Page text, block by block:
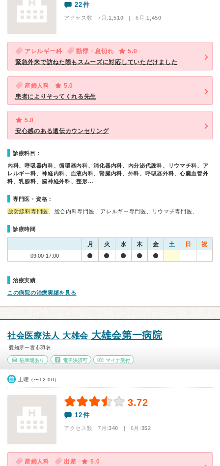
22件
アクセス数 7月:1,510 | 6月:1,450
アレルギー科 動悸・息切れ
5.0
緊急外来で訪ねた際もスムーズに対応していただけました
産婦人科
5.0
患者によりそってくれる先生
5.0
安心感のある遺伝カウンセリング
診療科目：
内科、呼吸器内科、循環器内科、消化器内科、内分泌代謝科、リウマチ科、ア
レルギー科、神経内科、血液内科、腎臓内科、外科、呼吸器外科、心臓血管外
科、乳腺科、脳神経外科、整形…
専門医・資格：
放射線科専門医 、総合内科専門医、アレルギー専門医、リウマチ専門医、…
診療時間
月 火 水 木 金 土 日 祝
09:00-17:00
治療実績
この病院の治療実績を見る
社会医療法人 大雄会 大雄会第一病院
愛知県一宮市羽衣
駐車場あり 電子決済可 マイナ受付
土曜（〜12:00）
3.72
12件
アクセス数 7月:340 | 6月:352
産婦人科 出産 5.0